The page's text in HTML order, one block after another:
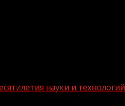
науки и технологий